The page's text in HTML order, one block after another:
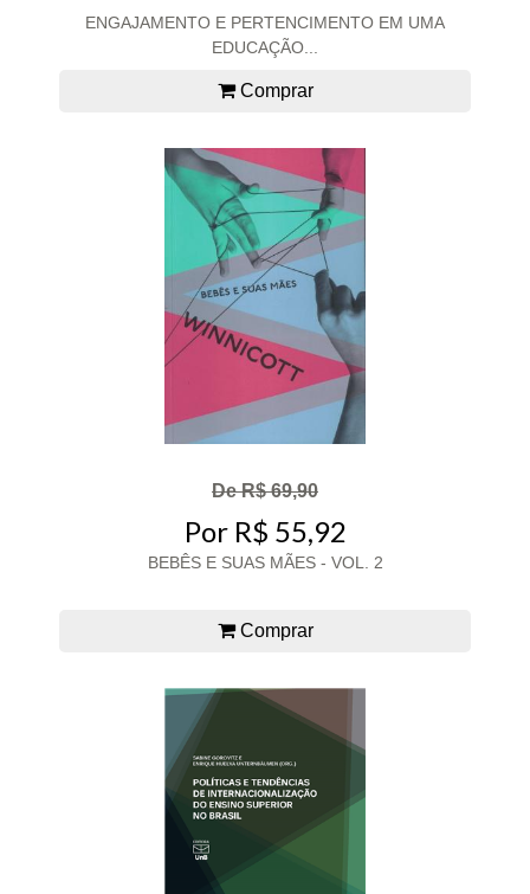
ENGAJAMENTO E PERTENCIMENTO EM UMA
EDUCAÇÃO...
Comprar
De R$ 69,90
Por R$ 55,92
BEBÊS E SUAS MÃES - VOL. 2
Comprar